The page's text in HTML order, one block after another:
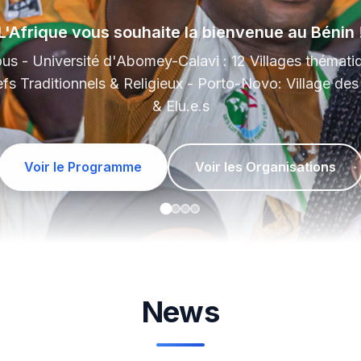
- nous pour construire ensemble des
S'inscrire maintenant Découvrir les activités
News